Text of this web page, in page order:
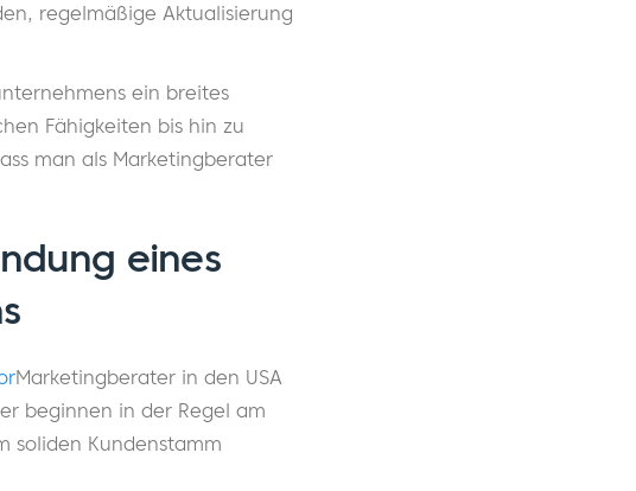
regelmäßige Aktualisierung
ein breites
Fähigkeiten bis hin zu
man als Marketingberater
eines
Marketingberater in den USA
beginnen in der Regel am
soliden Kundenstamm